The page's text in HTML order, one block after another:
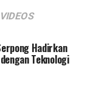
VIDEOS
Hadirkan
Teknologi